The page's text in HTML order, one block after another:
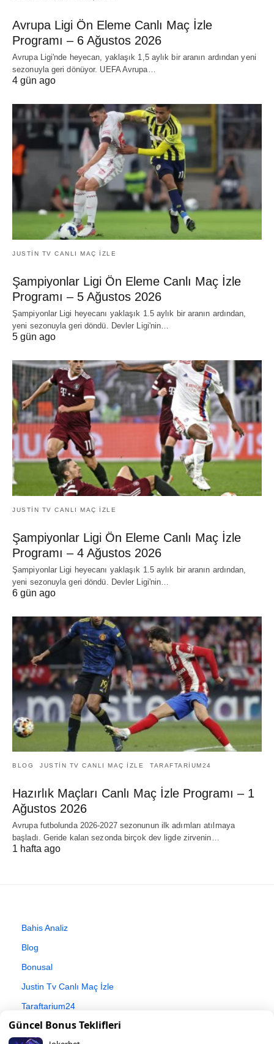
Avrupa Ligi Ön Eleme Canlı Maç İzle
Programı – 6 Ağustos 2026
Avrupa Ligi'nde heyecan, yaklaşık 1,5 aylık bir aranın ardından yeni
sezonuyla geri dönüyor. UEFA Avrupa…
4 gün ago
JUSTIN TV CANLI MAÇ İZLE
Şampiyonlar Ligi Ön Eleme Canlı Maç İzle
Programı – 5 Ağustos 2026
Şampiyonlar Ligi heyecanı yaklaşık 1.5 aylık bir aranın ardından,
yeni sezonuyla geri döndü. Devler Ligi'nin…
5 gün ago
JUSTIN TV CANLI MAÇ İZLE
Şampiyonlar Ligi Ön Eleme Canlı Maç İzle
Programı – 4 Ağustos 2026
Şampiyonlar Ligi heyecanı yaklaşık 1.5 aylık bir aranın ardından,
yeni sezonuyla geri döndü. Devler Ligi'nin…
6 gün ago
BLOG JUSTIN TV CANLI MAÇ İZLE TARAFTARIUM24
Hazırlık Maçları Canlı Maç İzle Programı – 1
Ağustos 2026
Avrupa futbolunda 2026-2027 sezonunun ilk adımları atılmaya
başladı. Geride kalan sezonda birçok dev ligde zirvenin…
1 hafta ago
Bahis Analiz
Blog
Bonusal
Justin Tv Canlı Maç İzle
Taraftarium24
Güncel Bonus Teklifleri